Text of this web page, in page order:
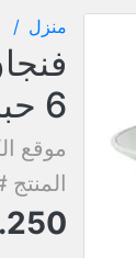
منزل
6 حبة HS-1702
موقع
المنتج #